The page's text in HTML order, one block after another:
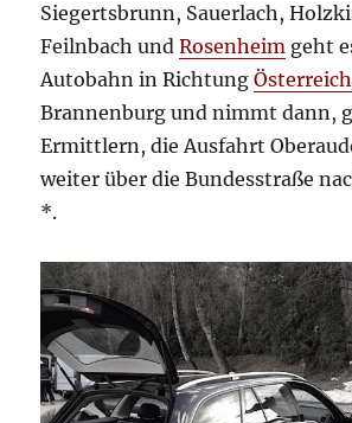
Siegertsbrunn, Sauerlach,
Feilnbach undRosenheim geht
Autobahn in RichtungÖsterreich
Brannenburg und nimmt dann,
Ermittlern, die Ausfahrt
weiter über die Bundesstraße
*.